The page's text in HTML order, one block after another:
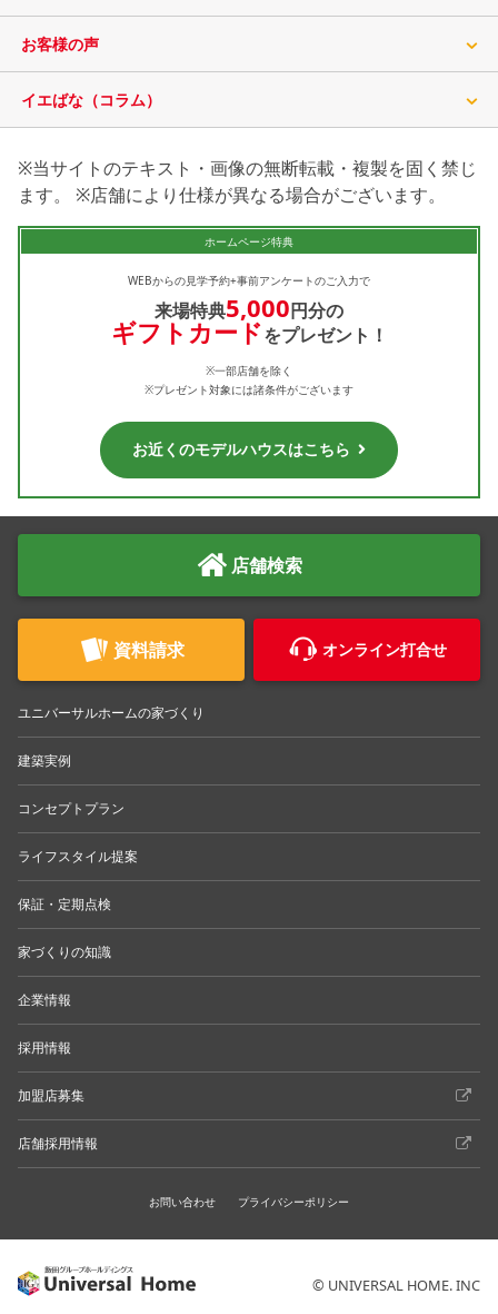
お客様の声
イエばな（コラム）
※当サイトのテキスト・画像の無断転載・複製を固く禁じ
ます。 ※店舗により仕様が異なる場合がございます。
ホームページ特典
WEBからの見学予約+事前アンケートのご入力で
来場特典5,000円分の
ギフトカードをプレゼント！
※一部店舗を除く
※プレゼント対象には諸条件がございます
お近くのモデルハウスはこちら
店舗検索
資料請求 オンライン打合せ
ユニバーサルホームの家づくり
建築実例
コンセプトプラン
ライフスタイル提案
保証・定期点検
家づくりの知識
企業情報
採用情報
加盟店募集
店舗採用情報
お問い合わせ プライバシーポリシー
© UNIVERSAL HOME. INC